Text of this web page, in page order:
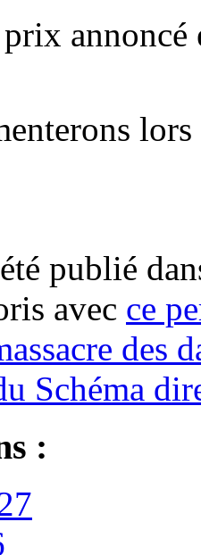
annoncé
publié
avec ce
des
Schéma
: